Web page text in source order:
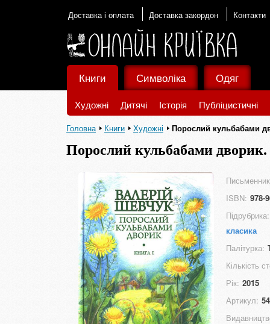
Доставка і оплата Доставка закордон Контакти
Книги
Художні Дитячі Історія Публіцистичні
Символіка Одяг
Головна Книги Художні Порослий кульбабами
Порослий кульбабами дворик.
ISBN: 978-
Підрубрика:
класика
Палітурка:
Кількість
Рік: 2015
Артикул: